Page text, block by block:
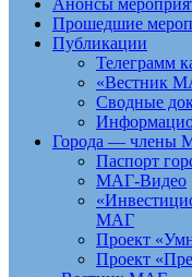
Прошедшие
Публикации
Телеграмм
«Вестник
Сводные
Города — члены
Паспорт
МАГ-Видео
МАГ
Проект
Проект